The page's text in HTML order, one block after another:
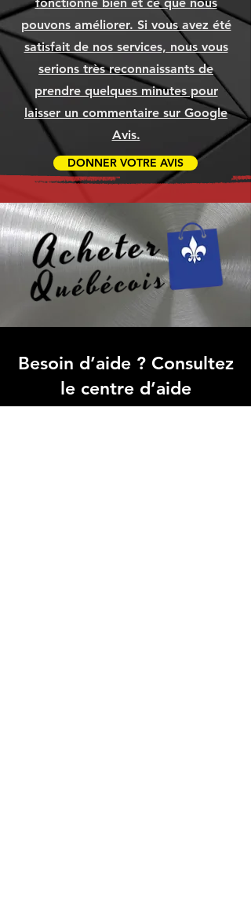
Ajouter au panier
Ajouter au panier
Ajouter au panier
Ajouter au panier
Ajouter au panier
Ajouter au panier
Ajouter au panier
Ajouter au panier
Ajouter au panier
fonctionne bien et ce que nous
pouvons améliorer. Si vous avez été
satisfait de nos services, nous vous
serions très reconnaissants de
prendre quelques minutes pour
laisser un commentaire sur Google
Avis.
DONNER VOTRE AVIS
Besoin d’aide ? Consultez
le centre d’aide